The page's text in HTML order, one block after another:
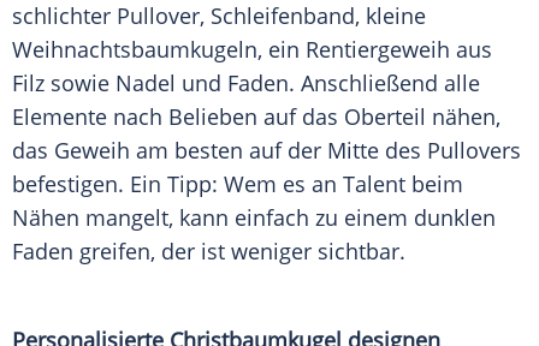
schlichter Pullover, Schleifenband, kleine
Weihnachtsbaumkugeln, ein Rentiergeweih aus
Filz sowie Nadel und Faden. Anschließend alle
Elemente nach Belieben auf das Oberteil nähen,
das Geweih am besten auf der Mitte des Pullovers
befestigen. Ein Tipp: Wem es an Talent beim
Nähen mangelt, kann einfach zu einem dunklen
Faden greifen, der ist weniger sichtbar.